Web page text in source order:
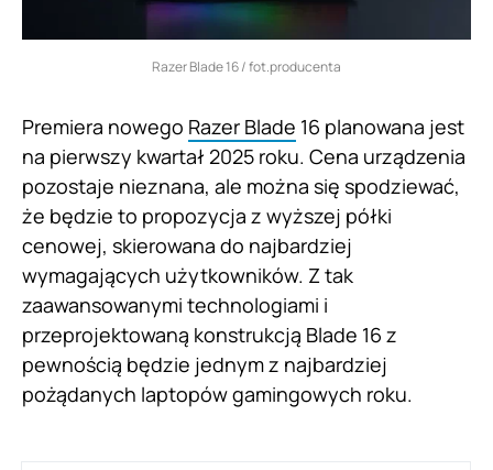
Razer Blade 16 / fot.producenta
Premiera nowego Razer Blade 16 planowana jest
na pierwszy kwartał 2025 roku. Cena urządzenia
pozostaje nieznana, ale można się spodziewać,
że będzie to propozycja z wyższej półki
cenowej, skierowana do najbardziej
wymagających użytkowników. Z tak
zaawansowanymi technologiami i
przeprojektowaną konstrukcją Blade 16 z
pewnością będzie jednym z najbardziej
pożądanych laptopów gamingowych roku.